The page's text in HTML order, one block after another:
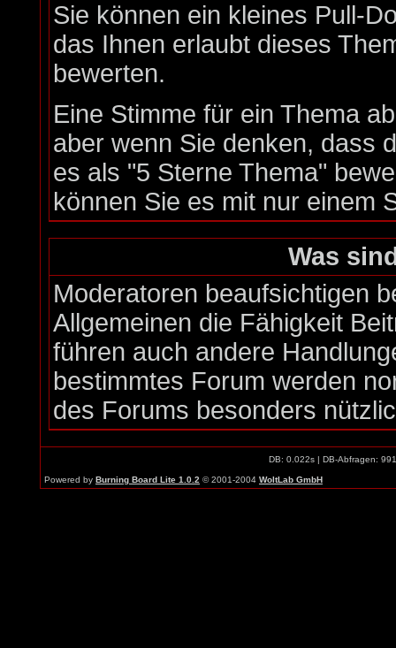
Sie können ein kleines Pull-
das Ihnen erlaubt dieses
bewerten.
Eine Stimme für ein Thema
aber wenn Sie denken, dass
es als "5 Sterne Thema"
können Sie es mit nur einem
Was
Moderatoren beaufsichtigen
Allgemeinen die Fähigkeit
führen auch andere
bestimmtes Forum werden
des Forums besonders
DB: 0.022s | DB-Abfragen:
Powered by Burning Board Lite 1.0.2 © 2001-2004 WoltLab GmbH